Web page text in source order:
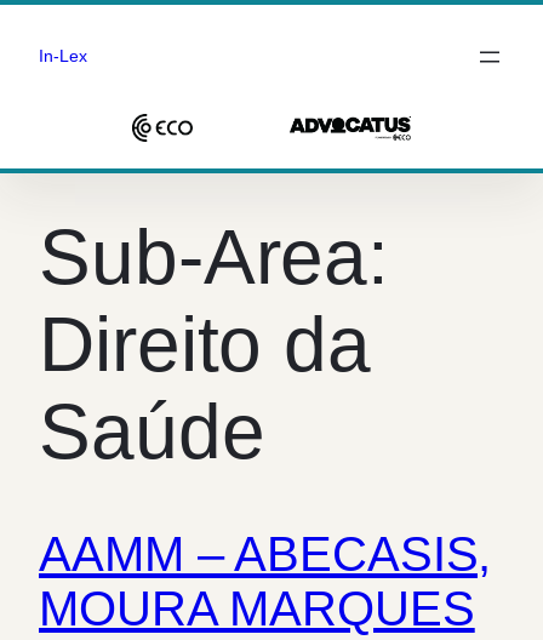
Saltar
conteúdo
In-Lex
Sub-Area:
Direito da
Saúde
AAMM – ABECASIS,
MOURA MARQUES